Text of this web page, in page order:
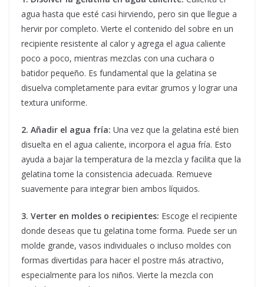
agua hasta que esté casi hirviendo, pero sin que llegue a
hervir por completo. Vierte el contenido del sobre en un
recipiente resistente al calor y agrega el agua caliente
poco a poco, mientras mezclas con una cuchara o
batidor pequeño. Es fundamental que la gelatina se
disuelva completamente para evitar grumos y lograr una
textura uniforme.
2. Añadir el agua fría: Una vez que la gelatina esté bien
disuelta en el agua caliente, incorpora el agua fría. Esto
ayuda a bajar la temperatura de la mezcla y facilita que la
gelatina tome la consistencia adecuada. Remueve
suavemente para integrar bien ambos líquidos.
3. Verter en moldes o recipientes: Escoge el recipiente
donde deseas que tu gelatina tome forma. Puede ser un
molde grande, vasos individuales o incluso moldes con
formas divertidas para hacer el postre más atractivo,
especialmente para los niños. Vierte la mezcla con